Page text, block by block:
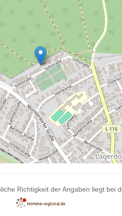
Richtigkeit der Angaben liegt bei